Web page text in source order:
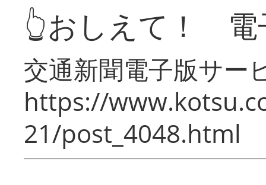
👆おしえて！ 電
交通新聞電子版サー
https://
21/post_4048.html